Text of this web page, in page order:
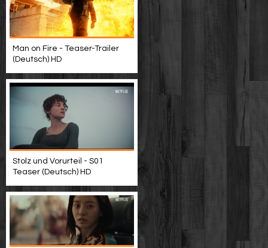
Man on Fire - Teaser-Trailer
(Deutsch) HD
Stolz und Vorurteil - S01
Teaser (Deutsch) HD